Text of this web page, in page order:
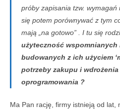
próby zapisania tzw.
się potem porównywać z tym
mają „na gotowo” . I tu się
użyteczność
budowanych z ich użyciem
potrzeby zakupu i
oprogramowania ?
Ma Pan rację, firmy istnieją od lat,